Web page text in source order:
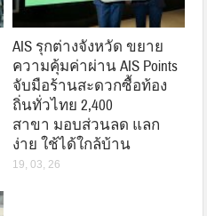
AIS รุกต่างจังหวัด ขยาย
ความคุ้มค่าผ่าน AIS Points
จับมือร้านสะดวกซื้อท้อง
ถิ่นทั่วไทย 2,400
สาขา มอบส่วนลด แลก
ง่าย ใช้ได้ใกล้บ้าน
19, 03, 26